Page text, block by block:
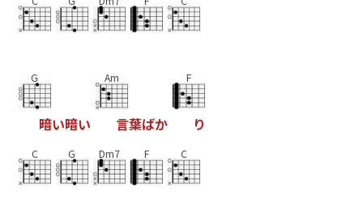
G
暗い暗い
Am
言葉ばか
F
り
C G Dm7 F C